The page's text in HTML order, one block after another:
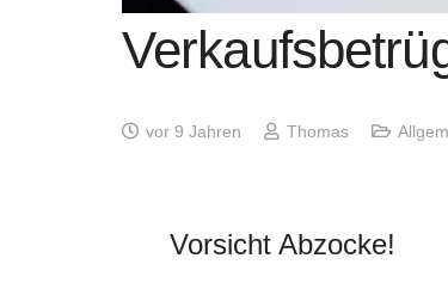
vor 9 Jahren Thomas
Vorsicht Abzocke!